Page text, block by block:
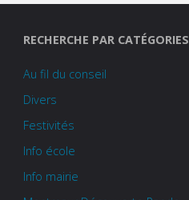
RECHERCHE PAR CATÉGORIES
Au fil du conseil
Divers
Festivités
Info école
Info mairie